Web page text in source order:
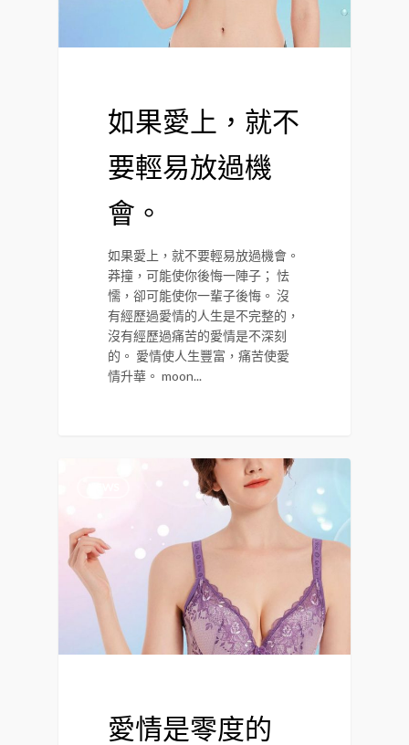
如果愛上，就不
要輕易放過機
會。
如果愛上，就不要輕易放過機會。
莽撞，可能使你後悔一陣子； 怯
懦，卻可能使你一輩子後悔。 沒
有經歷過愛情的人生是不完整的，
沒有經歷過痛苦的愛情是不深刻
的。 愛情使人生豐富，痛苦使愛
情升華。 moon...
愛情是零度的